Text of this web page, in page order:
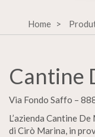
Home
Cantine
Via Fondo Saffo –
L’azienda Cantine
di Cirò Marina, in